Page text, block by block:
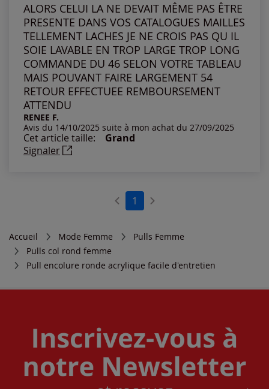
ALORS CELUI LA NE DEVAIT MÊME PAS ÊTRE
PRESENTE DANS VOS CATALOGUES MAILLES
TELLEMENT LACHES JE NE CROIS PAS QU IL
SOIE LAVABLE EN TROP LARGE TROP LONG
COMMANDE DU 46 SELON VOTRE TABLEAU
MAIS POUVANT FAIRE LARGEMENT 54
RETOUR EFFECTUEE REMBOURSEMENT
ATTENDU
RENEE F.
Avis du 14/10/2025 suite à mon achat du 27/09/2025
Cet article taille:
Grand
Signaler
1
Accueil Mode Femme
Pulls Femme
Pulls col rond femme
Pull encolure ronde acrylique facile d'entretien